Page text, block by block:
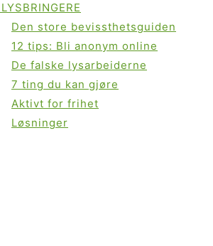
Den store bevissthetsguiden
12 tips: Bli anonym online
De falske lysarbeiderne
7 ting du kan gjøre
Aktivt for frihet
Løsninger